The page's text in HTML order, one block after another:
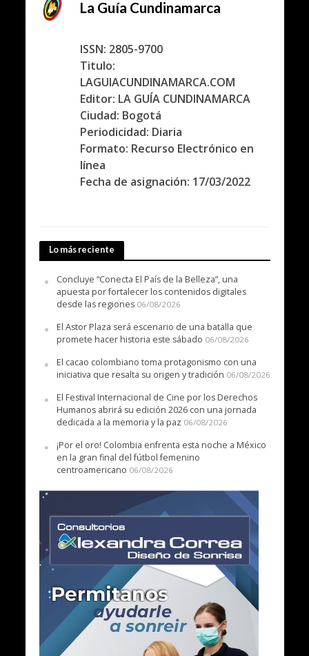
La Guía Cundinamarca
ISSN: 2805-9700
Titulo:
LAGUIACUNDINAMARCA.COM
Editor: LA GUÍA CUNDINAMARCA
Ciudad: Bogotá
Periodicidad: Diaria
Formato: Recurso Electrónico en
línea
Fecha de asignación: 17/03/2022
Lo más reciente
Concluye “Conecta El País de la Belleza”, una
apuesta por fortalecer los contenidos digitales
desde las regiones 06/08/2026
El Astor Plaza será escenario de una batalla que
promete hacer historia este sábado 06/08/2026
El cacao colombiano toma protagonismo con una
iniciativa que resalta su origen y tradición 06/08/2026
El Festival Internacional de Cine por los Derechos
Humanos abrirá su edición 2026 con una jornada
dedicada a la memoria y la paz 06/08/2026
¡Por el oro! Colombia enfrenta esta noche a México
en la gran final del fútbol femenino
centroamericano 06/08/2026